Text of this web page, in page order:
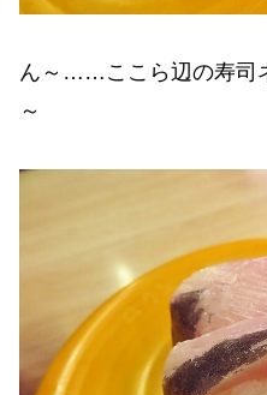
ん～……ここら辺の寿司
～